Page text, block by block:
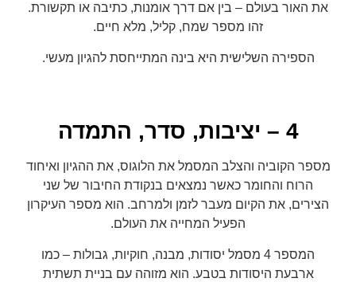
את האור בעולם – בין אם דרך אומנות, כתיבה או תקשורת.
זהו מספר שמח, קליל, מלא חיים.
הספירה השלישית היא בינה המתייחסת להגיון מעשי.
4 – יציבות, סדר, התמדה
מספר הקוביה והצלב המסמל את הלוגוס, את ההגיון ואיחוד
הרוח והחומר כאשר נמצאים בנקודת החיבור של שני
הצירים, את הקיום מעבר לזמן ולמרחב. הוא מספר העיקרון
הפעיל המחייה את העולם.
המספר 4 מסמל יסודות, מבנה, חוקיות, גבולות – כמו
ארבעת היסודות בטבע. הוא מזוהה עם בניית תשתית